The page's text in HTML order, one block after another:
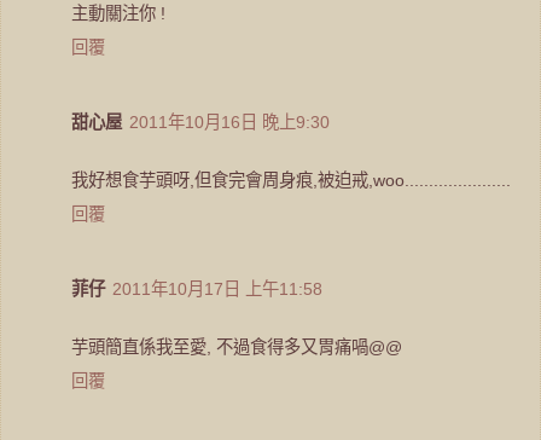
主動關注你 !
回覆
甜心屋 2011年10月16日 晚上9:30
我好想食芋頭呀,但食完會周身痕,被迫戒,woo......................
回覆
菲仔 2011年10月17日 上午11:58
芋頭簡直係我至愛, 不過食得多又胃痛喎@@
回覆